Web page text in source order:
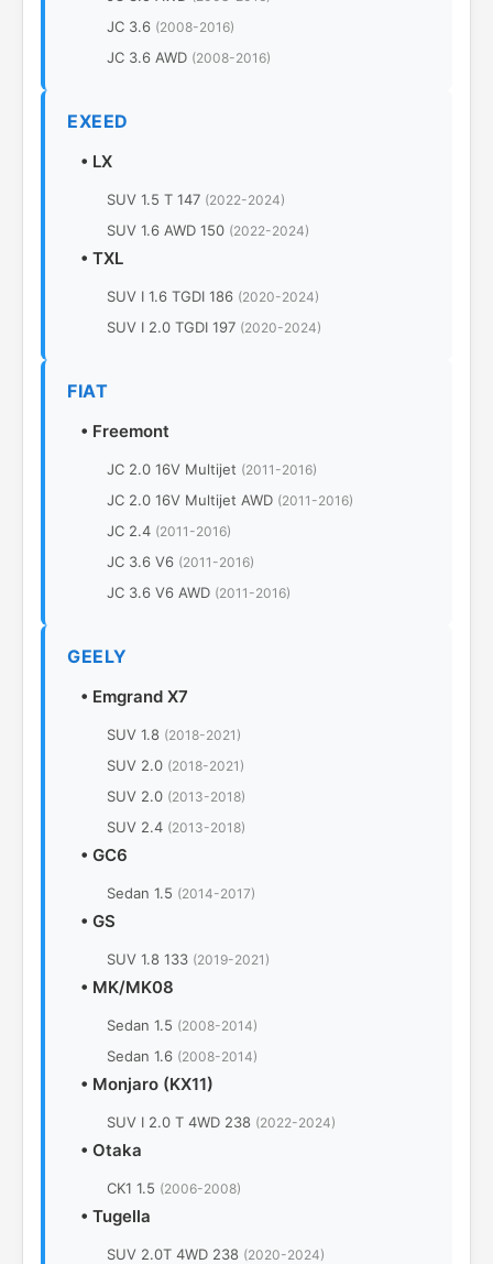
JC 3.6 (2008-2016)
JC 3.6 AWD (2008-2016)
EXEED
• LX
SUV 1.5 T 147 (2022-2024)
SUV 1.6 AWD 150 (2022-2024)
• TXL
SUV I 1.6 TGDI 186 (2020-2024)
SUV I 2.0 TGDI 197 (2020-2024)
FIAT
• Freemont
JC 2.0 16V Multijet (2011-2016)
JC 2.0 16V Multijet AWD (2011-2016)
JC 2.4 (2011-2016)
JC 3.6 V6 (2011-2016)
JC 3.6 V6 AWD (2011-2016)
GEELY
• Emgrand X7
SUV 1.8 (2018-2021)
SUV 2.0 (2018-2021)
SUV 2.0 (2013-2018)
SUV 2.4 (2013-2018)
• GC6
Sedan 1.5 (2014-2017)
• GS
SUV 1.8 133 (2019-2021)
• MK/MK08
Sedan 1.5 (2008-2014)
Sedan 1.6 (2008-2014)
• Monjaro (KX11)
SUV I 2.0 T 4WD 238 (2022-2024)
• Otaka
CK1 1.5 (2006-2008)
• Tugella
SUV 2.0T 4WD 238 (2020-2024)